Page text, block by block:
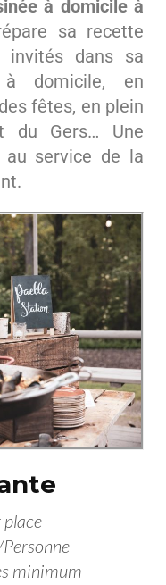
à domicile à
sa recette
invités dans sa
à domicile, en
fêtes, en plein
du Gers… Une
au service de la
place
minimum